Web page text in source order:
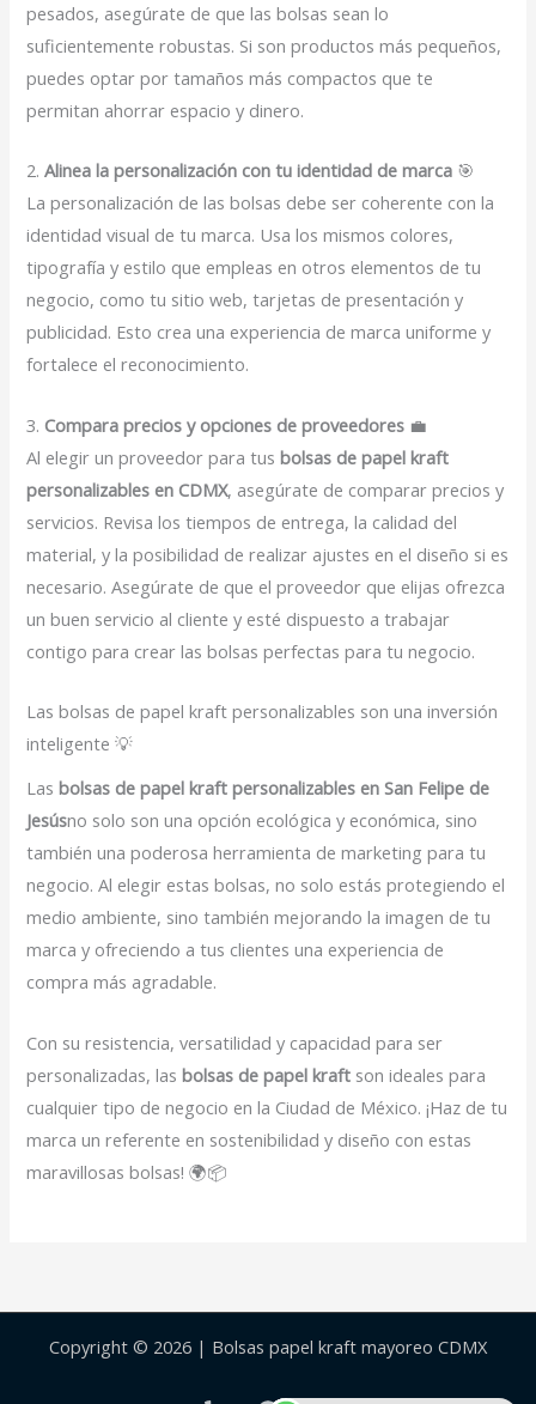
pesados, asegúrate de que las bolsas sean lo
suficientemente robustas. Si son productos más pequeños,
puedes optar por tamaños más compactos que te
permitan ahorrar espacio y dinero.
2.Alinea la personalización con tu identidad de marca 🎯
La personalización de las bolsas debe ser coherente con la
identidad visual de tu marca. Usa los mismos colores,
tipografía y estilo que empleas en otros elementos de tu
negocio, como tu sitio web, tarjetas de presentación y
publicidad. Esto crea una experiencia de marca uniforme y
fortalece el reconocimiento.
3. Compara precios y opciones de proveedores 💼
Al elegir un proveedor para tusbolsas de papel kraft
personalizables en CDMX, asegúrate de comparar precios y
servicios. Revisa los tiempos de entrega, la calidad del
material, y la posibilidad de realizar ajustes en el diseño si es
necesario. Asegúrate de que el proveedor que elijas ofrezca
un buen servicio al cliente y esté dispuesto a trabajar
contigo para crear las bolsas perfectas para tu negocio.
Las bolsas de papel kraft personalizables son una inversión
inteligente 💡
Lasbolsas de papel kraft personalizables en San Felipe de
Jesúsno solo son una opción ecológica y económica, sino
también una poderosa herramienta de marketing para tu
negocio. Al elegir estas bolsas, no solo estás protegiendo el
medio ambiente, sino también mejorando la imagen de tu
marca y ofreciendo a tus clientes una experiencia de
compra más agradable.
Con su resistencia, versatilidad y capacidad para ser
personalizadas, lasbolsas de papel kraft son ideales para
cualquier tipo de negocio en la Ciudad de México. ¡Haz de tu
marca un referente en sostenibilidad y diseño con estas
maravillosas bolsas! 🌍📦
Copyright © 2026 | Bolsas papel kraft mayoreo CDMX